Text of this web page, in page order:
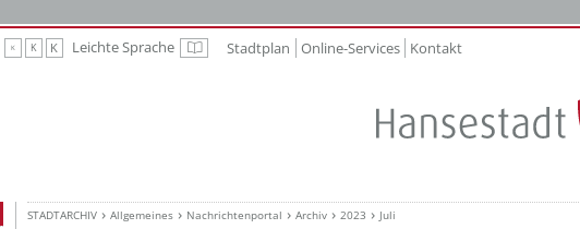
K K K Leichte Sprache Leichte Sprache
Stadtplan Online-Services Kontakt
STADTARCHIV Allgemeines Nachrichtenportal Archiv 2023 Juli